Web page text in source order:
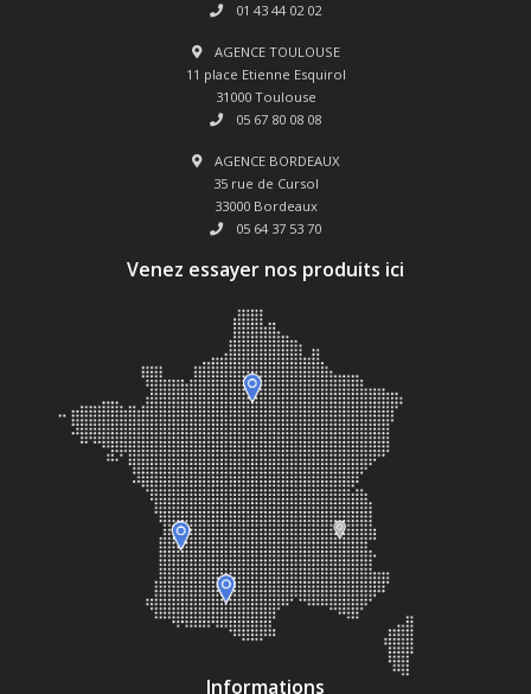
01 43 44 02 02
AGENCE TOULOUSE
11 place Etienne Esquirol
31000 Toulouse
05 67 80 08 08
AGENCE BORDEAUX
35 rue de Cursol
33000 Bordeaux
05 64 37 53 70
Venez essayer nos produits ici
Informations